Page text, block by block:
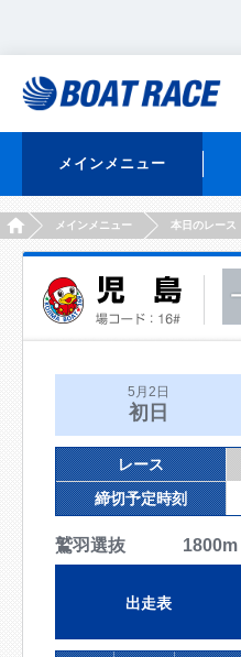
メインメニュー
HOMEメインメニュー 本日のレース
5月2日
初日
レース
締切予定時刻
鷲羽選抜 1800m
出走表